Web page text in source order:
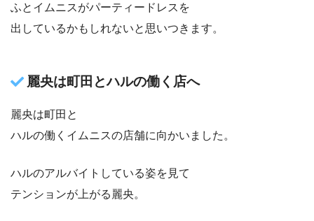
ふとイムニスがパーティードレスを
出しているかもしれないと思いつきます。
麗央は町田とハルの働く店へ
麗央は町田と
ハルの働くイムニスの店舗に向かいました。
ハルのアルバイトしている姿を見て
テンションが上がる麗央。